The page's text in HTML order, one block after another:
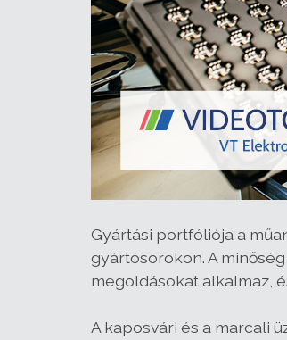
Gyártási portfóliója a
gyártósorokon. A
megoldásokat alkalmaz,
A kaposvári és a marcali